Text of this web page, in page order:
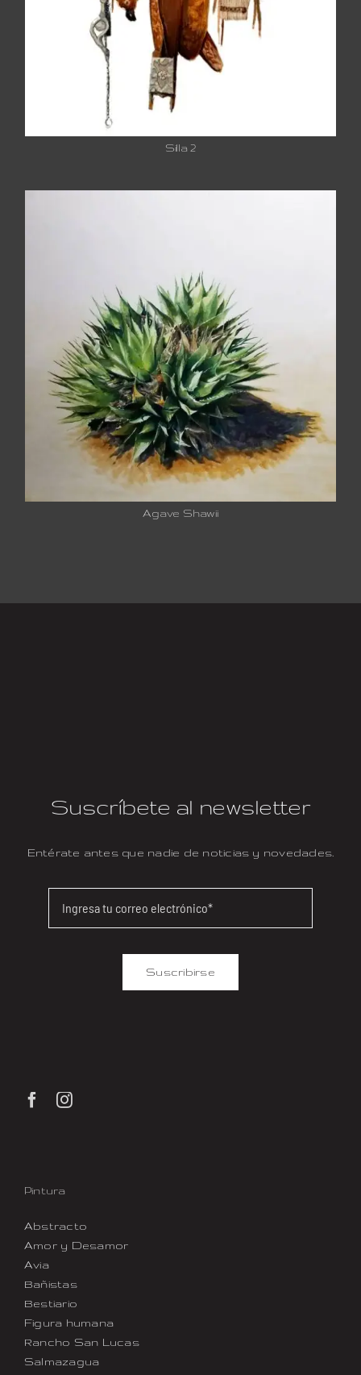
Silla 2
Agave Shawii
Suscríbete al newsletter
Entérate antes que nadie de noticias y novedades.
Suscribirse
Pintura
Abstracto
Amor y Desamor
Avia
Bañistas
Bestiario
Figura humana
Rancho San Lucas
Salmazagua